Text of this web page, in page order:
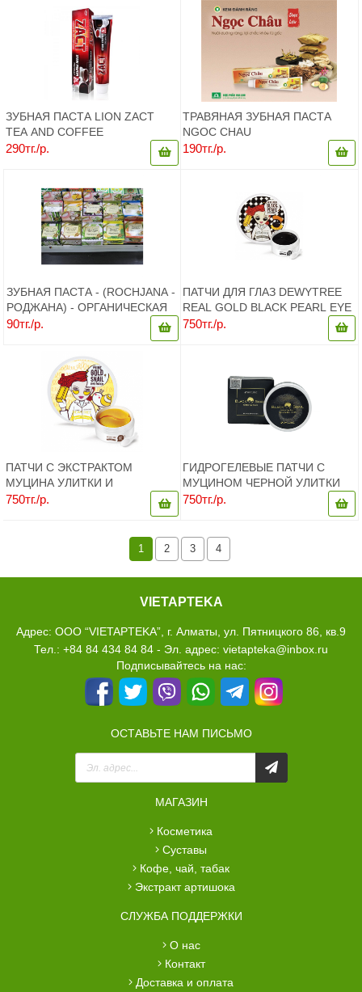
ЗУБНАЯ ПАСТА LION ZACT
TEA AND COFFEE
ОТБЕЛИВАЮЩАЯ ДЛЯ
ЛЮБИТЕЛЕЙ ЧАЯ И КОФЕ, 190
290тг./р.
ТРАВЯНАЯ ЗУБНАЯ ПАСТА
NGOC CHAU
190тг./р.
ЗУБНАЯ ПАСТА - (ROCHJANA -
РОДЖАНА) - ОРГАНИЧЕСКАЯ
ОТБЕЛИВАЮЩАЯ С РАЗНЫМИ
ВКУСАМИ - 30 ГР. ТАИЛАНД.
90тг./р.
ПАТЧИ ДЛЯ ГЛАЗ DEWYTREE
REAL GOLD BLACK PEARL EYE
PATCH, 60 ПАТЧЕЙ, КОРЕЯ
750тг./р.
ПАТЧИ С ЭКСТРАКТОМ
МУЦИНА УЛИТКИ И
КОЛЛОИДНЫМ ЗОЛОТОМ
750тг./р.
ГИДРОГЕЛЕВЫЕ ПАТЧИ С
МУЦИНОМ ЧЕРНОЙ УЛИТКИ
BLACK SNAIL GLITTER EYE
750тг./р.
1 2 3 4
VIETAPTEKA
Адрес: ООО “VIETAPTEKA”, г. Алматы, ул. Пятницкого 86, кв.9
Тел.: +84 84 434 84 84 - Эл. адрес: vietapteka@inbox.ru
Подписывайтесь на нас:
ОСТАВЬТЕ НАМ ПИСЬМО
МАГАЗИН
косметика
суставы
кофе, чай, табак
экстракт артишока
СЛУЖБА ПОДДЕРЖКИ
о нас
контакт
доставка и оплата